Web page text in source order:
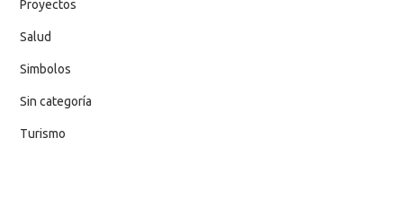
Proyectos
Salud
Simbolos
Sin categoría
Turismo